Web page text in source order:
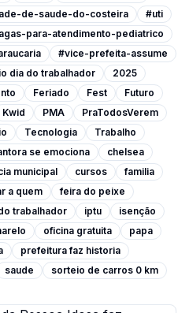
de-saude-do-costeira
#uti
para-atendimento-pediatrico
#vice-prefeita-assume
dia do trabalhador
2025
Feriado Fest
Futuro
Kwid PMA
PraTodosVerem
Tecnologia
Trabalho
se emociona
chelsea
municipal cursos
familia
a quem
feira do peixe
trabalhador
iptu
isenção
oficina gratuita
papa
prefeitura faz historia
saude sorteio de carros 0 km